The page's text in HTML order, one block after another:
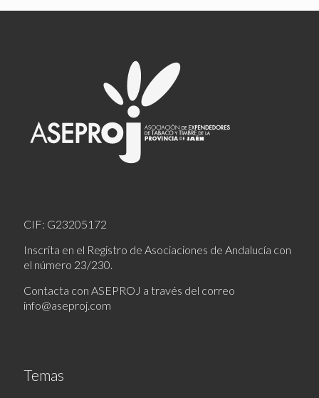
CIF: G23205172
Inscrita en el Registro de Asociaciones de Andalucía con
el número 23/230.
Contacta con ASEPROJ a través del correo
info@aseproj.com
Temas